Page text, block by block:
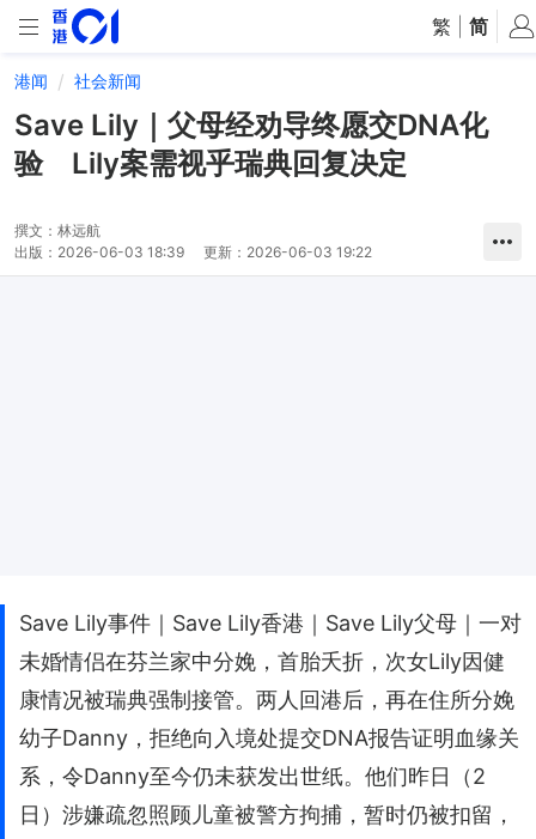
繁 简
港闻 社会新闻
Save Lily｜父母经劝导终愿交DNA化
验 Lily案需视乎瑞典回复决定
撰文： 林远航
出版： 2026-06-03 18:39 更新： 2026-06-03 19:22
Save Lily事件｜Save Lily香港｜Save Lily父母｜一对
未婚情侣在芬兰家中分娩，首胎夭折，次女Lily因健
康情况被瑞典强制接管。两人回港后，再在住所分娩
幼子Danny，拒绝向入境处提交DNA报告证明血缘关
系，令Danny至今仍未获发出世纸。他们昨日（2
日）涉嫌疏忽照顾儿童被警方拘捕，暂时仍被扣留，